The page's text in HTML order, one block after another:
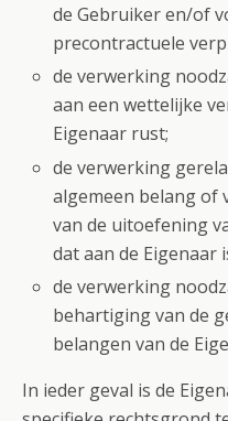
de Gebruiker en/of
precontractuele
de verwerking
aan een wettelijke
Eigenaar rust;
de verwerking
algemeen belang of
van de uitoefening
dat aan de Eigenaar
de verwerking
behartiging van de
belangen van de
In ieder geval is de